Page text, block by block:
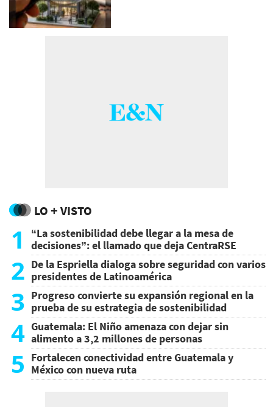
LO + VISTO
1
“La sostenibilidad debe llegar a la mesa de
decisiones”: el llamado que deja CentraRSE
2 De la Espriella dialoga sobre seguridad con varios
presidentes de Latinoamérica
3 Progreso convierte su expansión regional en la
prueba de su estrategia de sostenibilidad
4 Guatemala: El Niño amenaza con dejar sin
alimento a 3,2 millones de personas
5 Fortalecen conectividad entre Guatemala y
México con nueva ruta